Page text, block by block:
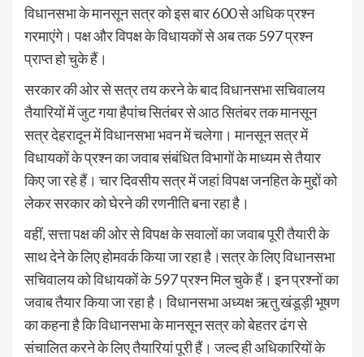
विधानसभा के मानसून सत्र को इस बार 600 से अधिक प्रश्न
गरमाएंगे। पक्ष और विपक्ष के विधायकों से अब तक 597 प्रश्न
प्राप्त हो चुके हैं।
सरकार की ओर से सत्र तय करने के बाद विधानसभा सचिवालय
तैयारियों में जुट गया हैपांच सितंबर से आठ सितंबर तक मानसून
सत्र देहरादून में विधानसभा भवन में चलेगा। मानसून सत्र में
विधायकों के प्रश्न का जवाब संबंधित विभागों के माध्यम से तैयार
किए जा रहे हैं। चार दिवसीय सत्र में जहां विपक्ष जनहित के मुद्दों को
लेकर सरकार को घेरने की रणनीति बना रहा है।
वहीं, सत्ता पक्ष की ओर से विपक्ष के सवालों का जवाब पूरी तैयारी के
साथ देने के लिए होमवर्क किया जा रहा है।सत्र के लिए विधानसभा
सचिवालय को विधायकों के 597 प्रश्न मिल चुके हैं। इन प्रश्नों का
जवाब तैयार किया जा रहा है। विधानसभा अध्यक्ष ऋतु खंडूड़ी भूषण
का कहना है कि विधानसभा के मानसून सत्र को बेहतर ढंग से
संचालित करने के लिए तैयारियां पूरी हैं। जल्द ही अधिकारियों के